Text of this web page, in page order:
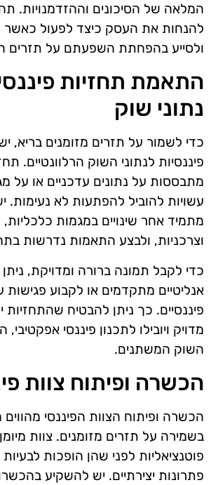
המלאה של הסיכונים וההזדמנויות.
להנחות את העסק כיצד לפעול כאשר
ולסייע בהפחתת השפעתם על תזרים
התאמת תחזיות
נתוני שוק
כדי לשמור על תזרים מזומנים בריא,
פיננסיות לנתוני השוק הרלוונטיים.
מתבססות על נתונים עדכניים או על
עשויות להוביל להפתעות לא נעימות.
מתמיד אחר שינויים במגמות כלכליות,
וצרכניות, ולבצע התאמות נדרשות
כדי לקבל תמונה ברורה ומדויקת,
אנליטיים מתקדמים או לקבוע פגישות
פיננסיים. כך ניתן להבטיח
מדויק ויובילו לתכנון פיננסי
השוק המשתנים.
הכשרה ופיתוח צוות
הכשרה ופיתוח הצוות הפיננסי מהווים
בשמירה על תזרים מזומנים. צוות
פוטנציאליות לפני שהן הופכות
פתרונות יצירתיים. יש להשקיע